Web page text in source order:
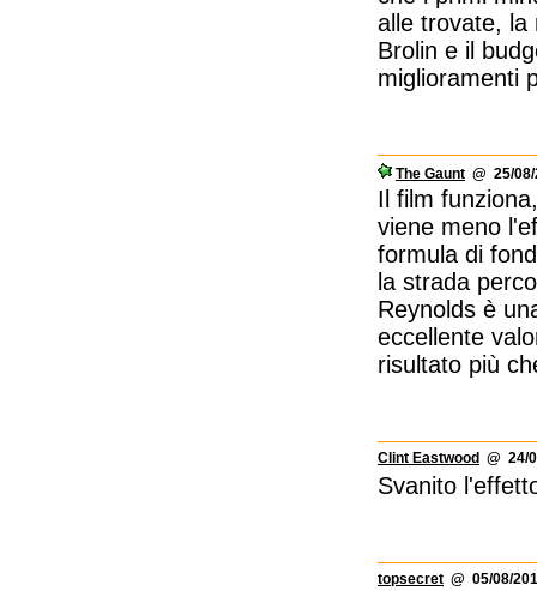
alle trovate, la
Brolin e il
miglioramenti
The Gaunt @ 25/
Il film
viene meno
formula di
la strada
Reynolds è
eccellente
risultato più
Clint Eastwood @ 24/
Svanito
topsecret @ 05/08/